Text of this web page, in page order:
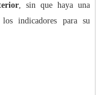
, sin que haya una
indicadores para su